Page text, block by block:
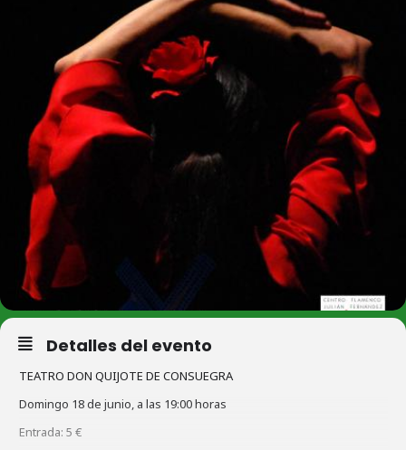
Detalles del evento
TEATRO DON QUIJOTE DE CONSUEGRA
Domingo 18 de junio, a las 19:00 horas
Entrada: 5 €